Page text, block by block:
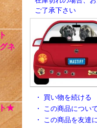
ネ
★
ご了承下さい
・ 買い物を続ける
・
この商品につい
・
この商品を友達